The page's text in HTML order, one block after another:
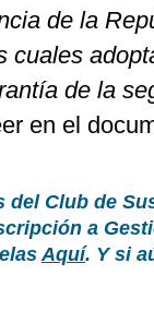
de la
cuales
de la
en el
del Club de
a
Aquí. Y si